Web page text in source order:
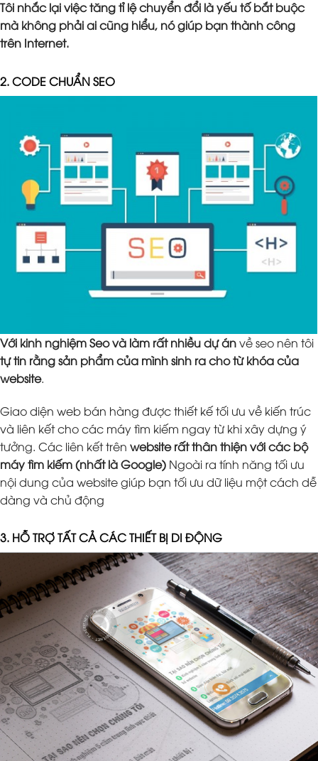
Tôi nhắc lại việc tăng tỉ lệ chuyển đổi là yếu tố bắt buộc
mà không phải ai cũng hiểu, nó giúp bạn thành công
trên Internet.
2. CODE CHUẨN SEO
Với kinh nghiệm Seo và làm rất nhiều dự ánvề seo nên tôi
tự tin rằng sản phẩm của mình sinh ra cho từ khóa của
website.
Giao diện web bán hàng được thiết kế tối ưu về kiến trúc
và liên kết cho các máy tìm kiếm ngay từ khi xây dựng ý
tưởng. Các liên kết trên website rất thân thiện với các bộ
máy tìm kiếm (nhất là Google) Ngoài ra tính năng tối ưu
nội dung của website giúp bạn tối ưu dữ liệu một cách dễ
dàng và chủ động
3. HỖ TRỢ TẤT CẢ CÁC THIẾT BỊ DI ĐỘNG